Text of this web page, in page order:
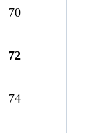
70
72
74